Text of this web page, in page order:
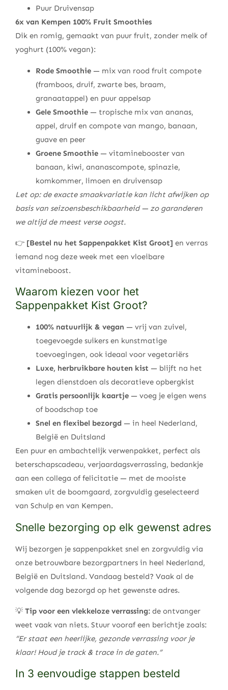
Puur Druivensap
6x van Kempen 100% Fruit Smoothies
Dik en romig, gemaakt van puur fruit, zonder melk of
yoghurt (100% vegan):
Rode Smoothie — mix van rood fruit compote
(framboos, druif, zwarte bes, braam,
granaatappel) en puur appelsap
Gele Smoothie — tropische mix van ananas,
appel, druif en compote van mango, banaan,
guave en peer
Groene Smoothie — vitaminebooster van
banaan, kiwi, ananascompote, spinazie,
komkommer, limoen en druivensap
Let op: de exacte smaakvariatie kan licht afwijken op
basis van seizoensbeschikbaarheid — zo garanderen
we altijd de meest verse oogst.
👉 [Bestel nu het Sappenpakket Kist Groot] en verras
iemand nog deze week met een vloeibare
vitamineboost.
Waarom kiezen voor het
Sappenpakket Kist Groot?
100% natuurlijk & vegan — vrij van zuivel,
toegevoegde suikers en kunstmatige
toevoegingen, ook ideaal voor vegetariërs
Luxe, herbruikbare houten kist — blijft na het
legen dienstdoen als decoratieve opbergkist
Gratis persoonlijk kaartje — voeg je eigen wens
of boodschap toe
Snel en flexibel bezorgd — in heel Nederland,
België en Duitsland
Een puur en ambachtelijk verwenpakket, perfect als
beterschapscadeau, verjaardagsverrassing, bedankje
aan een collega of felicitatie — met de mooiste
smaken uit de boomgaard, zorgvuldig geselecteerd
van Schulp en van Kempen.
Snelle bezorging op elk gewenst adres
Wij bezorgen je sappenpakket snel en zorgvuldig via
onze betrouwbare bezorgpartners in heel Nederland,
België en Duitsland. Vandaag besteld? Vaak al de
volgende dag bezorgd op het gewenste adres.
💡 Tip voor een vlekkeloze verrassing: de ontvanger
weet vaak van niets. Stuur vooraf een berichtje zoals:
“Er staat een heerlijke, gezonde verrassing voor je
klaar! Houd je track & trace in de gaten.”
In 3 eenvoudige stappen besteld